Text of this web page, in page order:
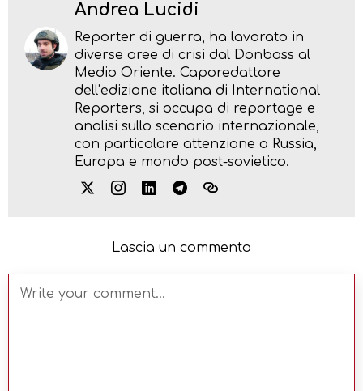
Andrea Lucidi
Reporter di guerra, ha lavorato in
diverse aree di crisi dal Donbass al
Medio Oriente. Caporedattore
dell’edizione italiana di International
Reporters, si occupa di reportage e
analisi sullo scenario internazionale,
con particolare attenzione a Russia,
Europa e mondo post-sovietico.
Lascia un commento